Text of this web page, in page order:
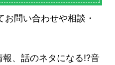
問い合わせや相談・
、話のネタになる!?音